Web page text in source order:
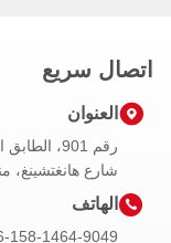
منطقة باوان
86-158-